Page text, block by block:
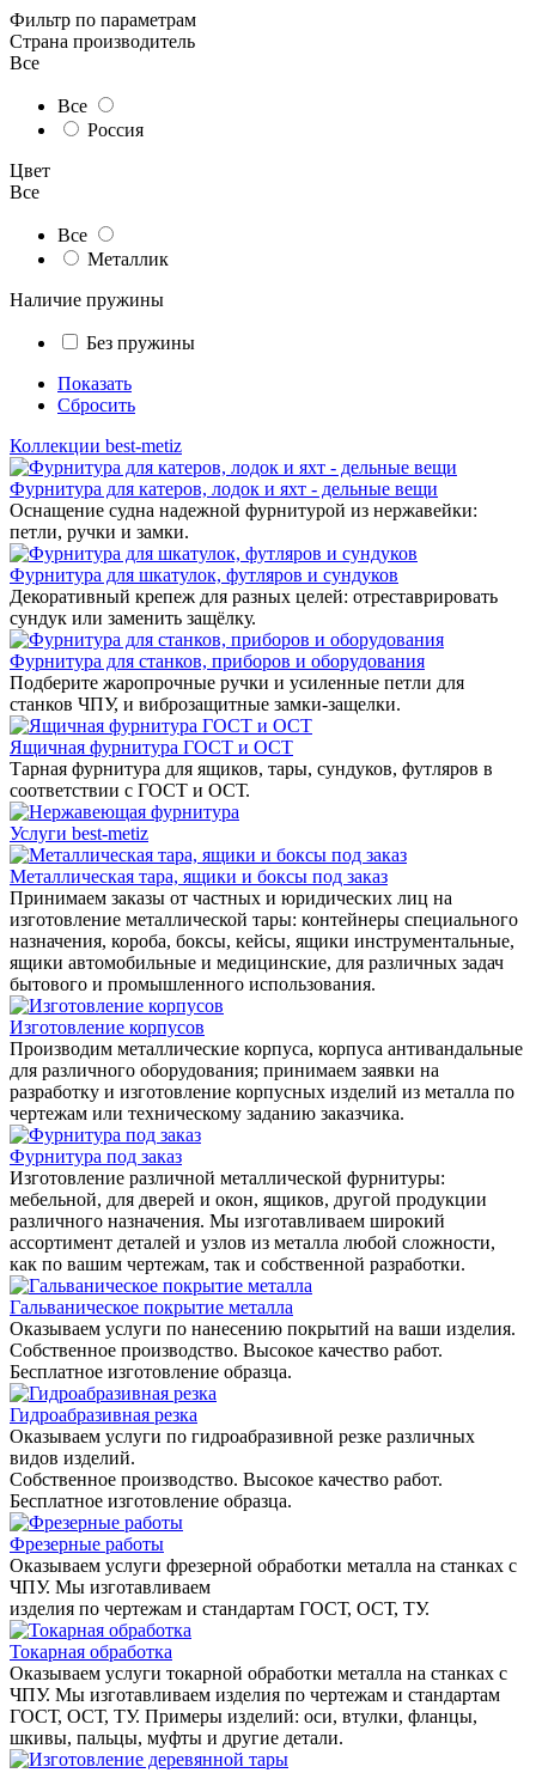
Фильтр по параметрам
Страна производитель
Все
Все
Россия
Цвет
Все
Все
Металлик
Наличие пружины
Без пружины
Показать
Сбросить
Коллекции best-metiz
Фурнитура для катеров, лодок и яхт - дельные вещи
Оснащение судна надежной фурнитурой из нержавейки:
петли, ручки и замки.
Фурнитура для шкатулок, футляров и сундуков
Декоративный крепеж для разных целей: отреставрировать
сундук или заменить защёлку.
Фурнитура для станков, приборов и оборудования
Подберите жаропрочные ручки и усиленные петли для
станков ЧПУ, и виброзащитные замки-защелки.
Ящичная фурнитура ГОСТ и ОСТ
Тарная фурнитура для ящиков, тары, сундуков, футляров в
соответствии с ГОСТ и ОСТ.
Услуги best-metiz
Металлическая тара, ящики и боксы под заказ
Принимаем заказы от частных и юридических лиц на
изготовление металлической тары: контейнеры специального
назначения, короба, боксы, кейсы, ящики инструментальные,
ящики автомобильные и медицинские, для различных задач
бытового и промышленного использования.
Изготовление корпусов
Производим металлические корпуса, корпуса антивандальные
для различного оборудования; принимаем заявки на
разработку и изготовление корпусных изделий из металла по
чертежам или техническому заданию заказчика.
Фурнитура под заказ
Изготовление различной металлической фурнитуры:
мебельной, для дверей и окон, ящиков, другой продукции
различного назначения. Мы изготавливаем широкий
ассортимент деталей и узлов из металла любой сложности,
как по вашим чертежам, так и собственной разработки.
Гальваническое покрытие металла
Оказываем услуги по нанесению покрытий на ваши изделия.
Собственное производство. Высокое качество работ.
Бесплатное изготовление образца.
Гидроабразивная резка
Оказываем услуги по гидроабразивной резке различных
видов изделий.
Собственное производство. Высокое качество работ.
Бесплатное изготовление образца.
Фрезерные работы
Оказываем услуги фрезерной обработки металла на станках с
ЧПУ. Мы изготавливаем
изделия по чертежам и стандартам ГОСТ, ОСТ, ТУ.
Токарная обработка
Оказываем услуги токарной обработки металла на станках с
ЧПУ. Мы изготавливаем изделия по чертежам и стандартам
ГОСТ, ОСТ, ТУ. Примеры изделий: оси, втулки, фланцы,
шкивы, пальцы, муфты и другие детали.